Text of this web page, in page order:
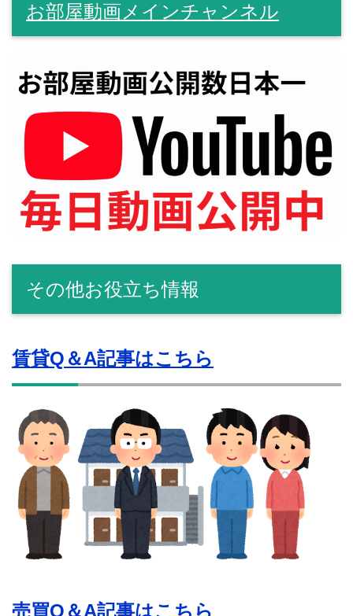
お部屋動画メインチャンネル
その他お役立ち情報
賃貸Q＆A記事はこちら
売買Q＆A記事はこちら